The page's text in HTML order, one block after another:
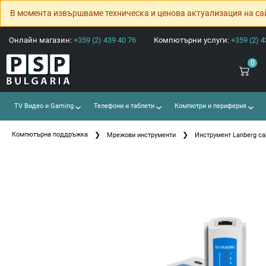
В момента извършваме техническа и ценова актуализация на
Онлайн магазин: +359 (2) 439 40 76 Компютърни услуги: +359 (2)
0
TV Видео и Gaming Телефони и таблети Компютри и периферия
Компютърна поддръжка Мрежови инструменти Инструмент Lanberg